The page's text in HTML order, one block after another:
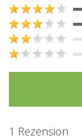
1 Rezension